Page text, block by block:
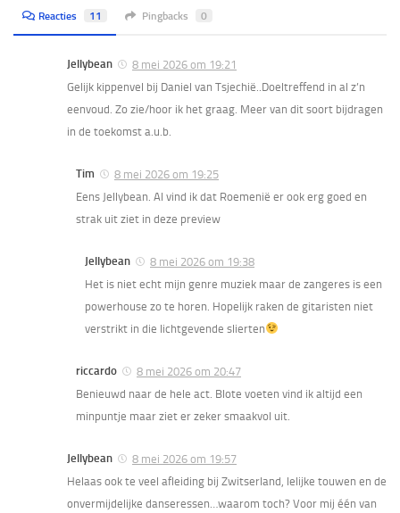
Reacties 11 Pingbacks 0
Jellybean
8 mei 2026 om 19:21
Gelijk kippenvel bij Daniel van Tsjechië..Doeltreffend in al z’n
eenvoud. Zo zie/hoor ik het graag. Meer van dit soort bijdragen
in de toekomst a.u.b.
Tim
8 mei 2026 om 19:25
Eens Jellybean. Al vind ik dat Roemenië er ook erg goed en
strak uit ziet in deze preview
Jellybean
8 mei 2026 om 19:38
Het is niet echt mijn genre muziek maar de zangeres is een
powerhouse zo te horen. Hopelijk raken de gitaristen niet
verstrikt in die lichtgevende slierten
riccardo
8 mei 2026 om 20:47
Benieuwd naar de hele act. Blote voeten vind ik altijd een
minpuntje maar ziet er zeker smaakvol uit.
Jellybean
8 mei 2026 om 19:57
Helaas ook te veel afleiding bij Zwitserland, lelijke touwen en de
onvermijdelijke danseressen…waarom toch? Voor mij één van